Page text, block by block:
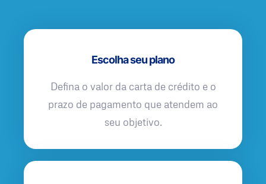
Escolha seu plano
Defina o valor da carta de crédito e o
prazo de pagamento que atendem ao
seu objetivo.